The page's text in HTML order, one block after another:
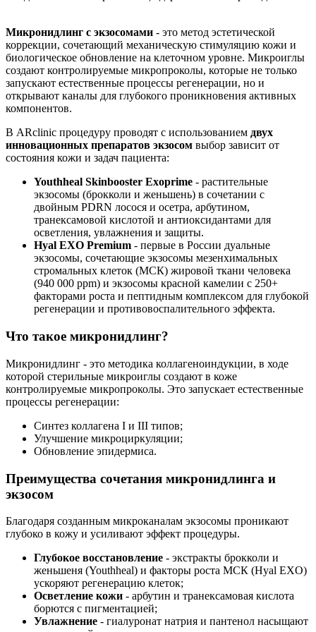
Микронидлинг с экзосомами - это метод эстетической
коррекции, сочетающий механическую стимуляцию кожи и
биологическое обновление на клеточном уровне. Микроиглы
создают контролируемые микропроколы, которые не только
запускают естественные процессы регенерации, но и
открывают каналы для глубокого проникновения активных
компонентов.
В ARclinic процедуру проводят с использованием двух
инновационных препаратов экзосом выбор зависит от
состояния кожи и задач пациента:
Youthheal Skinbooster Exoprime - растительные
экзосомы (брокколи и женьшень) в сочетании с
двойным PDRN лосося и осетра, арбутином,
транексамовой кислотой и антиоксидантами для
осветления, увлажнения и защиты.
Hyal EXO Premium - первые в России дуальные
экзосомы, сочетающие экзосомы мезенхимальных
стромальных клеток (МСК) жировой ткани человека
(940 000 ppm) и экзосомы красной камелии с 250+
факторами роста и пептидным комплексом для глубокой
регенерации и противовоспалительного эффекта.
Что такое микронидлинг?
Микронидлинг - это методика коллагеноиндукции, в ходе
которой стерильные микроиглы создают в коже
контролируемые микропроколы. Это запускает естественные
процессы регенерации:
Синтез коллагена I и III типов;
Улучшение микроциркуляции;
Обновление эпидермиса.
Преимущества сочетания микронидлинга и
экзосом
Благодаря созданным микроканалам экзосомы проникают
глубоко в кожу и усиливают эффект процедуры.
Глубокое восстановление - экстракты брокколи и
женьшеня (Youthheal) и факторы роста МСК (Hyal EXO)
ускоряют регенерацию клеток;
Осветление кожи - арбутин и транексамовая кислота
борются с пигментацией;
Увлажнение - гиалуронат натрия и пантенол насыщают